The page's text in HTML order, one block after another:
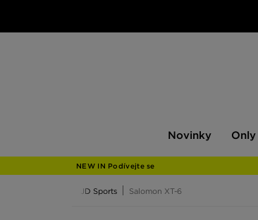
Novinky
JD
NEW IN Podívejte se
JD Sports Salomon XT-6